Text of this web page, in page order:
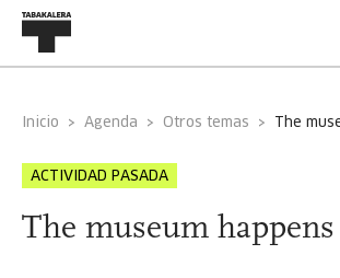
Inicio Agenda Otros temas the
ACTIVIDAD PASADA
The museum happens